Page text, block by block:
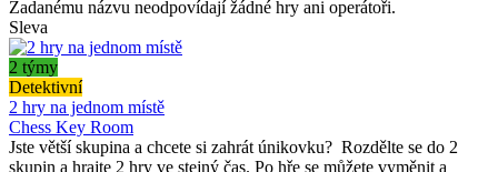
Zadanému názvu neodpovídají žádné hry ani operátoři.
Sleva
2 týmy
Detektivní
2 hry na jednom místě
Chess Key Room
Jste větší skupina a chcete si zahrát únikovku? Rozdělte se do 2
skupin a hrajte 2 hry ve stejný čas. Po hře se můžete vyměnit a